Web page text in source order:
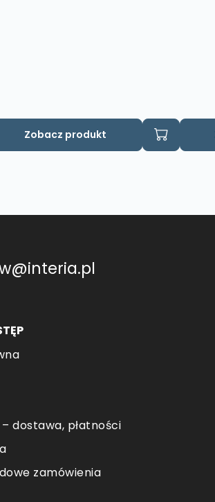
Zobacz produkt
dostawa, płatności
zamówienia